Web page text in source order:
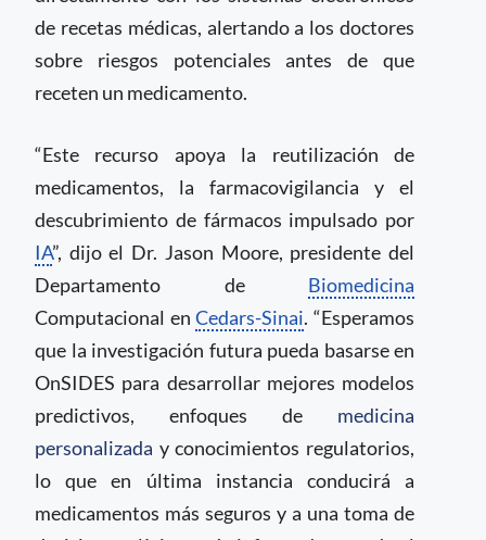
de recetas médicas, alertando a los doctores
sobre riesgos potenciales antes de que
receten un medicamento.
“Este recurso apoya la reutilización de
medicamentos, la farmacovigilancia y el
descubrimiento de fármacos impulsado por
IA”, dijo el Dr. Jason Moore, presidente del
Departamento de Biomedicina
Computacional enCedars-Sinai. “Esperamos
que la investigación futura pueda basarse en
OnSIDES para desarrollar mejores modelos
predictivos, enfoques de medicina
personalizada y conocimientos regulatorios,
lo que en última instancia conducirá a
medicamentos más seguros y a una toma de